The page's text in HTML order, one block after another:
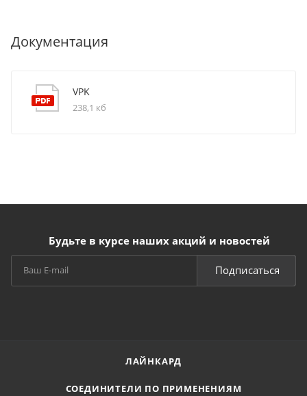
Документация
VPK
238,1 кб
Будьте в курсе наших акций и новостей
Подписаться
ЛАЙНКАРД
СОЕДИНИТЕЛИ ПО ПРИМЕНЕНИЯМ